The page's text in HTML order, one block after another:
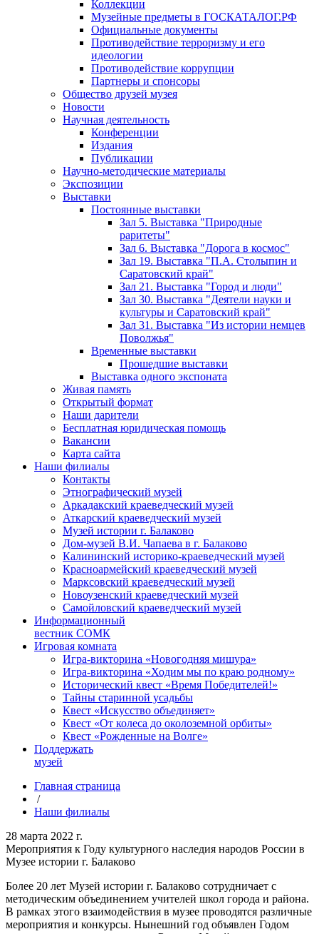
Коллекции
Музейные предметы в ГОСКАТАЛОГ.РФ
Официальные документы
Противодействие терроризму и его
идеологии
Противодействие коррупции
Партнеры и спонсоры
Общество друзей музея
Новости
Научная деятельность
Конференции
Издания
Публикации
Научно-методические материалы
Экспозиции
Выставки
Постоянные выставки
Зал 5. Выставка "Природные
раритеты"
Зал 6. Выставка "Дорога в космос"
Зал 19. Выставка "П.А. Столыпин и
Саратовский край"
Зал 21. Выставка "Город и люди"
Зал 30. Выставка "Деятели науки и
культуры и Саратовский край"
Зал 31. Выставка "Из истории немцев
Поволжья"
Временные выставки
Прошедшие выставки
Выставка одного экспоната
Живая память
Открытый формат
Наши дарители
Бесплатная юридическая помощь
Вакансии
Карта сайта
Наши филиалы
Контакты
Этнографический музей
Аркадакский краеведческий музей
Аткарский краеведческий музей
Музей истории г. Балаково
Дом-музей В.И. Чапаева в г. Балаково
Калининский историко-краеведческий музей
Красноармейский краеведческий музей
Марксовский краеведческий музей
Новоузенский краеведческий музей
Самойловский краеведческий музей
Информационный
вестник СОМК
Игровая комната
Игра-викторина «Новогодняя мишура»
Игра-викторина «Ходим мы по краю родному»
Исторический квест «Время Победителей!»
Тайны старинной усадьбы
Квест «Искусство объединяет»
Квест «От колеса до околоземной орбиты»
Квест «Рожденные на Волге»
Поддержать
музей
Главная страница
/
Наши филиалы
28 марта 2022 г.
Мероприятия к Году культурного наследия народов России в
Музее истории г. Балаково
Более 20 лет Музей истории г. Балаково сотрудничает с
методическим объединением учителей школ города и района.
В рамках этого взаимодействия в музее проводятся различные
мероприятия и конкурсы. Нынешний год объявлен Годом